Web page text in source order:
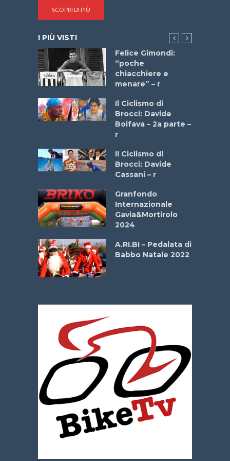
SCOPRI DI PIÙ
I PIÙ VISTI
Felice Gimondi:
“poche
chiacchiere e
menare” – r
Il Ciclismo di
Brocci: Davide
Boifava – 2a parte –
r
Il Ciclismo di
Brocci: Davide
Cassani – r
Granfondo
Internazionale
Gavia&Mortirolo
2024
A.RI.BI – Pedalata di
Babbo Natale 2022